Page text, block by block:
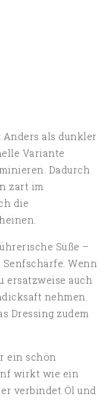
Anders als dunkler
Variante
Dadurch
zart im
die
Süße –
Wenn
ersatzweise auch
nehmen.
Dressing zudem
ein schön
wirkt wie ein
verbindet Öl und